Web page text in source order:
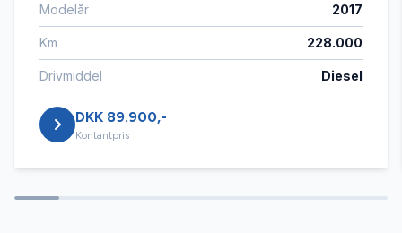
Fartpilot
Fjernbetjent centrallås
Højdejusterbare forsæder
Modelår 2017
Km 228.000
Drivmiddel Diesel
DKK 89.900,-
Kontantpris